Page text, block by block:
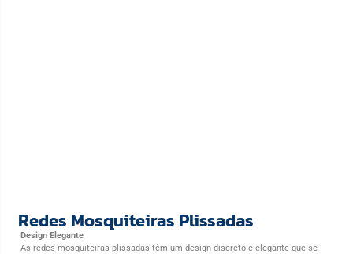
Redes Mosquiteiras Plissadas
Design Elegante
As redes mosquiteiras plissadas têm um design discreto e elegante que se